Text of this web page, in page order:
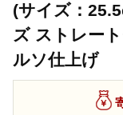
(サイズ：
ズ ストレー
ルソ仕上げ